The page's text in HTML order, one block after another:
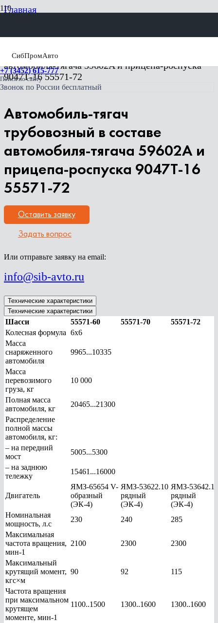
СибПромАвто
+7 (3452) 615-777
Поиск по сайту
Звонок по России бесплатный
Главная
Автомобиль-тягач трубовозный в составе
автомобиля-тягача 59602A и прицепа-роспуска
9047Т-16 55571-72
Автомобиль-тягач
трубовозный в составе
автомобиля-тягача 59602A и
прицепа-роспуска 9047Т-16
55571-72
Оставить заявку
Задать вопрос
Или отправьте заявку на email:
info@sib-avto.ru
Технические характеристики
Технические характеристики
Шасси 55571-60 55571-70
55571-72
Колесная формула 6х6
Масса
снаряженного
автомобиля
9965...10335
Масса
перевозимого
груза, кг
10 000
Полная масса
автомобиля, кг
20465...21300
Распределение
полной массы
автомобиля, кг:
– на передний
мост
5005...5300
– на заднюю
тележку
15461...16000
Двигатель
ЯМЗ-65654 V-
образный
(ЭК-4)
ЯМЗ-53622.10
рядный
(ЭК-4)
ЯМЗ-53642.10
рядный
(ЭК-4)
Номинальная
мощность, л.с
230 240
285
Максимальная
частота вращения,
мин-1
2100 2300 2300
Максимальный
крутящий момент,
кгс×м
90 92 115
Частота вращения
при максимальном
крутящем
моменте, мин-1
1100..1500 1300..1600 1300..1600